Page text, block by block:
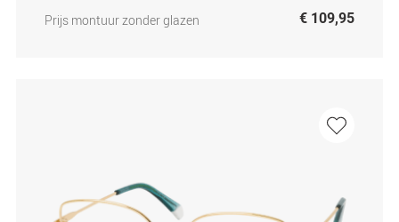
Prijs montuur zonder glazen
€ 109,95